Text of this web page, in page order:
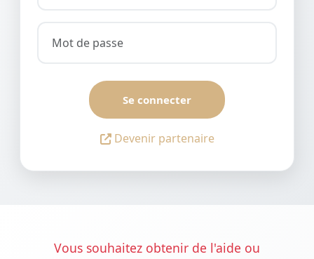
Se connecter
Devenir partenaire
Vous souhaitez obtenir de l'aide ou